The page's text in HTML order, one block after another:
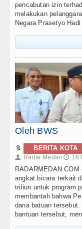
pencabutan izin
melakukan
Negara Prasetyo
Oleh BWS
🔖 BERITA KOTA
👤 Radar Medan 🕔
angkat bicara terkait
triliun untuk program
membantah bahwa
dana batuan
bantuan tersebut,